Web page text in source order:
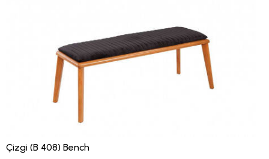
Çizgi (B 408) Bench